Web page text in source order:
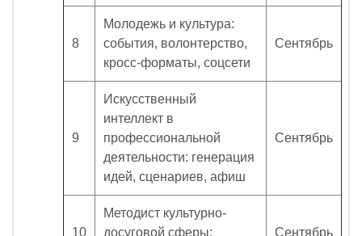
8
Молодежь и культура:
события, волонтерство,
кросс-форматы, соцсети
Сентябрь
9
Искусственный
интеллект в
профессиональной
деятельности: генерация
идей, сценариев, афиш
Сентябрь
10
Методист культурно-
досуговой сферы:
Сентябрь